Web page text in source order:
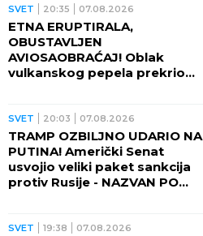
MALOLETNIKA, UVUKLI GA U
JEZIVU ZAMKU!
SVET 20:35 07.08.2026
ETNA ERUPTIRALA,
OBUSTAVLJEN
AVIOSAOBRAĆAJ! Oblak
vulkanskog pepela prekrio
SVET 20:03 07.08.2026
TRAMP OZBILJNO UDARIO NA
PUTINA! Američki Senat
usvojio veliki paket sankcija
protiv Rusije - NAZVAN PO
SVET 19:38 07.08.2026